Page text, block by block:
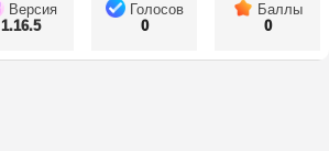
Версия
1.16.5
Голосов
0
Баллы
0